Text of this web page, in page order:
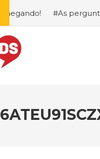
#As perguntas que eu